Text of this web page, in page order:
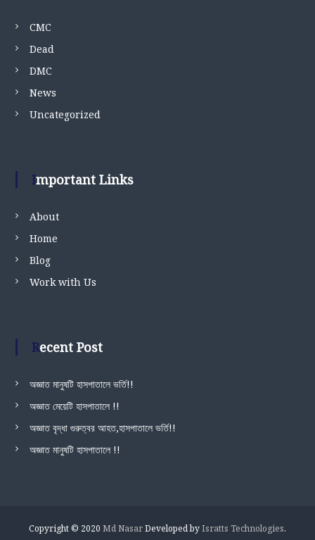
CMC
Dead
DMC
News
Uncategorized
Important Links
About
Home
Blog
Work with Us
Recent Post
অজ্ঞাত মানুষটি হাসপাতালে ভর্তি!!
অজ্ঞাত মেয়েটি হাসপাতালে !!
অজ্ঞাত বৃদ্ধা গুরুত্বর আহত,হাসপাতালে ভর্তি!!
অজ্ঞাত মানুষটি হাসপাতালে !!
Copyright © 2020 Md NasarDeveloped byIsratts Technologies.